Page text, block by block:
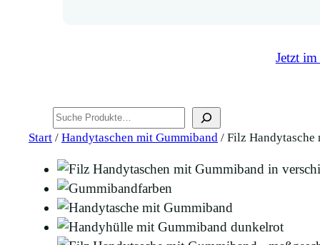
Jetzt
Start / Handytaschen mit Gummiband / Filz Handytasche